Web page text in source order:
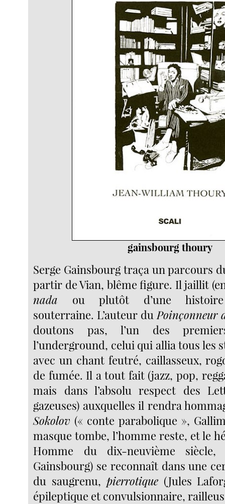
gainsbourg thoury
Serge Gainsbourg traça un parcours
partir de Vian, blême figure. Il jaillit
nada ou plutôt d’une histoire
souterraine. L’auteur du Poinçonneur
doutons pas, l’un des
l’underground, celui qui allia tous les
avec un chant feutré, caillasseux,
de fumée. Il a tout fait (jazz, pop,
mais dans l’absolu respect des
gazeuses) auxquelles il rendra
Sokolov (« conte parabolique »,
masque tombe, l’homme reste, et le
Homme du dix-neuvième siècle,
Gainsbourg) se reconnaît dans une
du saugrenu, pierrotique(Jules
épileptique et convulsionnaire,